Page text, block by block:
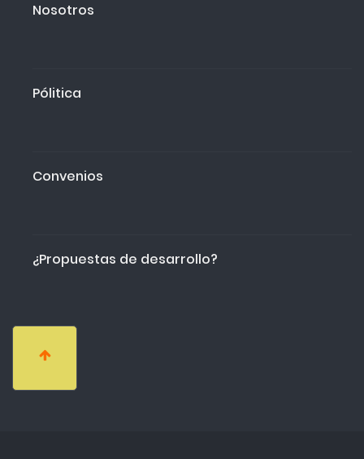
Nosotros
Pólitica
Convenios
¿Propuestas de desarrollo?